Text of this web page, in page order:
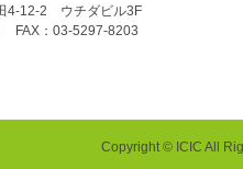
4-12-2 ウチダビル3F
FAX：03-5297-8203
Copyright © ICIC All